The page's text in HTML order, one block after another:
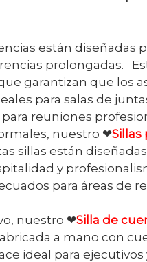
están
prolongadas.
garantizan que los
para salas de
reuniones
nuestro ❤Sillas
sillas están
y
para áreas de
nuestro ❤Silla de
a mano con
ideal para